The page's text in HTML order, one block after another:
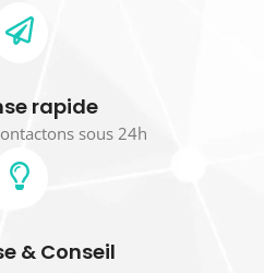
rapide
sous 24h
& Conseil